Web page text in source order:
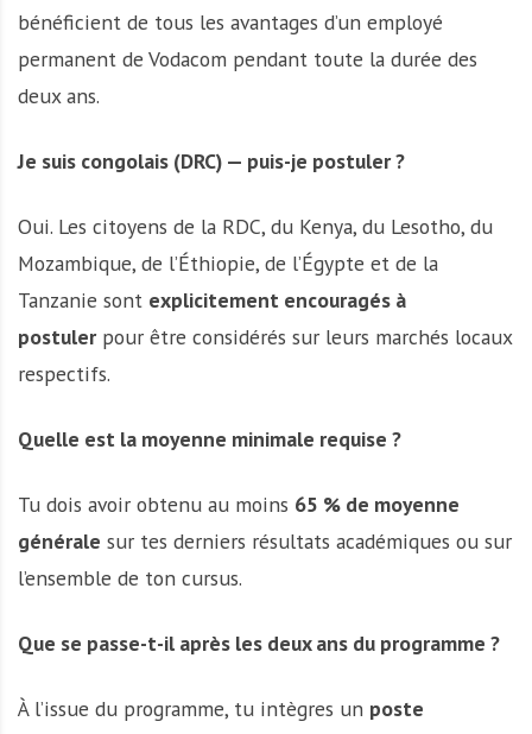
bénéficient de tous les avantages d’un employé
permanent de Vodacom pendant toute la durée des
deux ans.
Je suis congolais (DRC) — puis-je postuler ?
Oui. Les citoyens de la RDC, du Kenya, du Lesotho, du
Mozambique, de l’Éthiopie, de l’Égypte et de la
Tanzanie sont explicitement encouragés à
postulerpour être considérés sur leurs marchés locaux
respectifs.
Quelle est la moyenne minimale requise ?
Tu dois avoir obtenu au moins 65 % de moyenne
générale sur tes derniers résultats académiques ou sur
l’ensemble de ton cursus.
Que se passe-t-il après les deux ans du programme ?
À l’issue du programme, tu intègres un poste